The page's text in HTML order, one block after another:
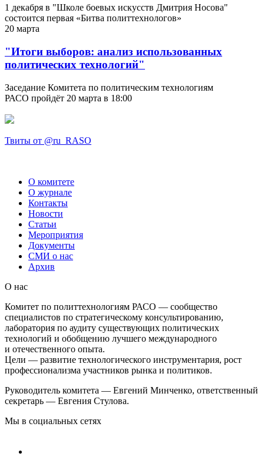
1 декабря в "Школе боевых искусств Дмитрия Носова"
состоится первая «Битва политтехнологов»
20 марта
"Итоги выборов: анализ использованных
политических технологий"
Заседание Комитета по политическим технологиям
РАСО пройдёт 20 марта в 18:00
Твиты от @ru_RASO
О комитете
О журнале
Контакты
Новости
Статьи
Мероприятия
Документы
СМИ о нас
Архив
О нас
Комитет по политтехнологиям РАСО — сообщество
специалистов по стратегическому консультированию,
лаборатория по аудиту существующих политических
технологий и обобщению лучшего международного
и отечественного опыта.
Цели — развитие технологического инструментария, рост
профессионализма участников рынка и политиков.
Руководитель комитета — Евгений Минченко, ответственный
секретарь — Евгения Стулова.
Мы в социальных сетях